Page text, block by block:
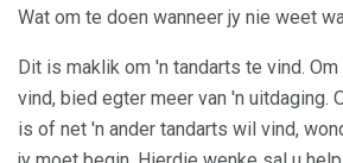
Wat om te doen wanneer jy nie weet
Dit is maklik om 'n tandarts te vind. Om
vind, bied egter meer van 'n uitdaging.
is of net 'n ander tandarts wil vind,